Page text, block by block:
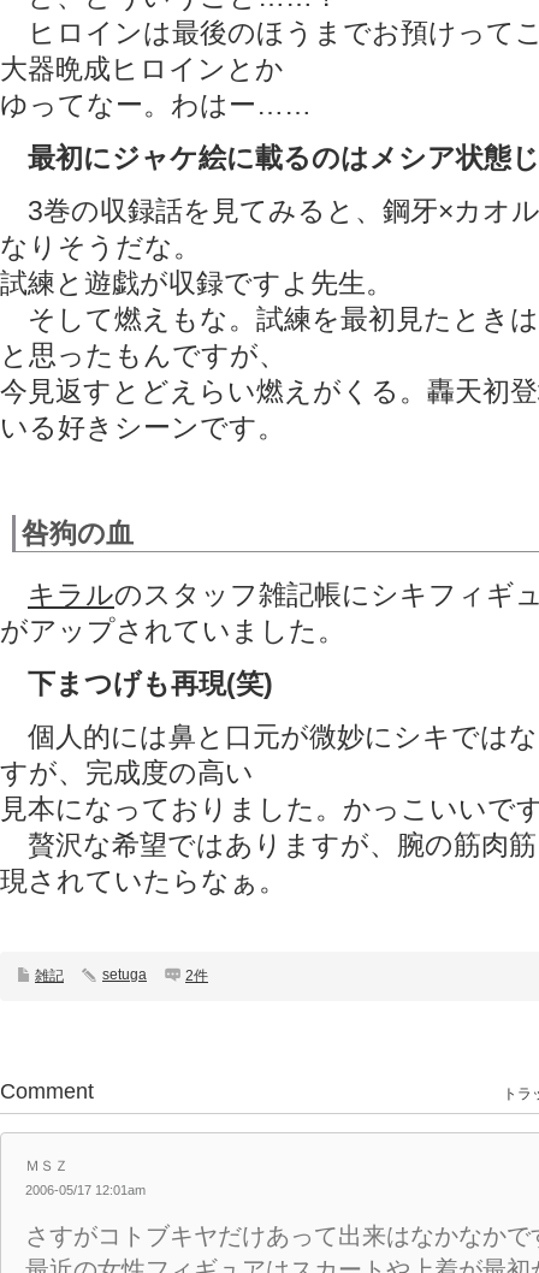
ヒロインは最後のほうまでお預けっ
大器晩成ヒロインとか
ゆってなー。わはー……
最初にジャケ絵に載るのはメシア状態
3巻の収録話を見てみると、鋼牙×カオ
なりそうだな。
試練と遊戯が収録ですよ先生。
そして燃えもな。試練を最初見たとき
と思ったもんですが、
今見返すとどえらい燃えがくる。轟天初
いる好きシーンです。
咎狗の血
キラルのスタッフ雑記帳にシキフィギ
がアップされていました。
下まつげも再現(笑)
個人的には鼻と口元が微妙にシキでは
すが、完成度の高い
見本になっておりました。かっこいいで
贅沢な希望ではありますが、腕の筋肉
現されていたらなぁ。
雑記 setuga 2件
Comment トラ
ＭＳＺ
2006-05/17 12:01am
さすがコトブキヤだけあって出来はなかなかで